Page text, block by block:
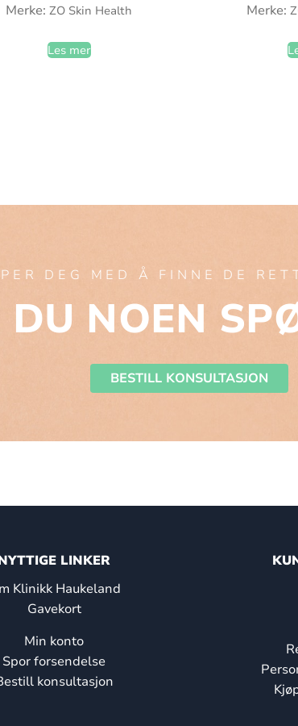
Merke:ZO Skin Health
Les mer
Merke:
DEG MED Å FINNE DE
NOEN
BESTILL KONSULTASJON
LINKER
Klinikk Haukeland
Gavekort
Min konto
Spor forsendelse
konsultasjon